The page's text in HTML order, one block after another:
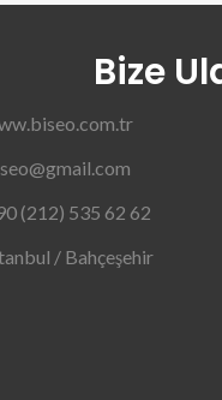
Bize
(212) 535 62 62
/ Bahçeşehir